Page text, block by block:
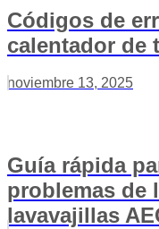
Códigos de
calentador de
noviembre 13, 2025
Guía rápida
problemas de
lavavajillas